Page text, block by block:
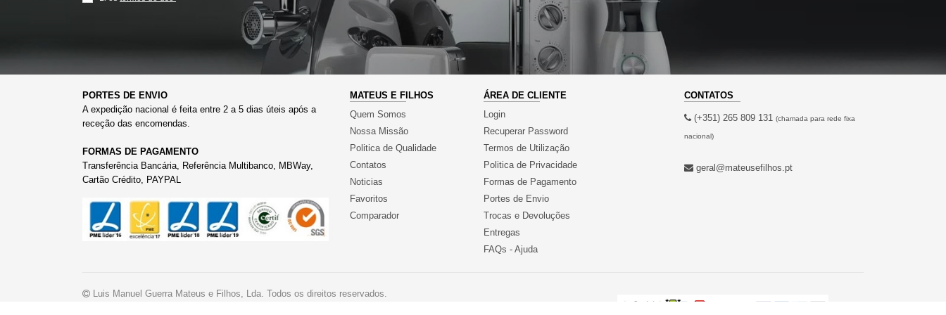
PORTES DE ENVIO
A expedição nacional é feita entre 2 a 5 dias úteis após a
receção das encomendas.
FORMAS DE PAGAMENTO
Transferência Bancária, Referência Multibanco, MBWay,
Cartão Crédito, PAYPAL
MATEUS E FILHOS
Quem Somos
Nossa Missão
Politica de Qualidade
Contatos
Noticias
Favoritos
Comparador
ÁREA DE CLIENTE
Login
Recuperar Password
Termos de Utilização
Politica de Privacidade
Formas de Pagamento
Portes de Envio
Trocas e Devoluções
Entregas
FAQs - Ajuda
CONTATOS
(+351) 265 809 131 (chamada para rede fixa
nacional)
geral@mateusefilhos.pt
Luis Manuel Guerra Mateus e Filhos, Lda. Todos os direitos reservados.